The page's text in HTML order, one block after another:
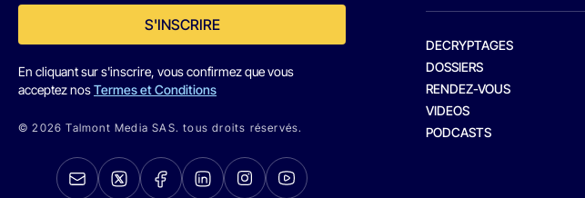
S'INSCRIRE
En cliquant sur s'inscrire, vous confirmez que vous
acceptez nosTermes et Conditions
© 2026 Talmont Media SAS. tous droits réservés.
DECRYPTAGES
DOSSIERS
RENDEZ-VOUS
VIDEOS
PODCASTS